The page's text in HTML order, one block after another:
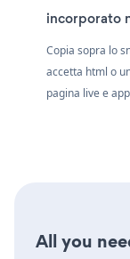
incorporato
Copia sopra lo
accetta html o
pagina live e
All you